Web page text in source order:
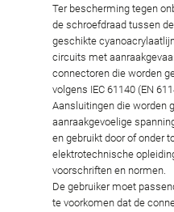
Ter bescherming tegen
de schroefdraad tussen
geschikte
circuits met
connectoren die worden
volgens IEC 61140 (EN
Aansluitingen die worden
aanraakgevoelige
en gebruikt door of onder
elektrotechnische
voorschriften en normen.
De gebruiker moet
te voorkomen dat de